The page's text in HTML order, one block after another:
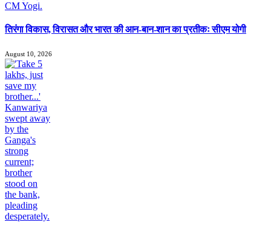
तिरंगा विकास, विरासत और भारत की आन-बान-शान का प्रतीकः सीएम योगी
August 10, 2026